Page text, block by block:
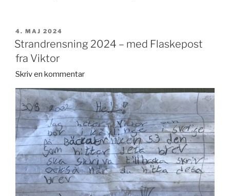
UDGIVET
DEN
4. MAJ 2024
Strandrensning 2024 – med Flaskepost
fra Viktor
Skriv en kommentar